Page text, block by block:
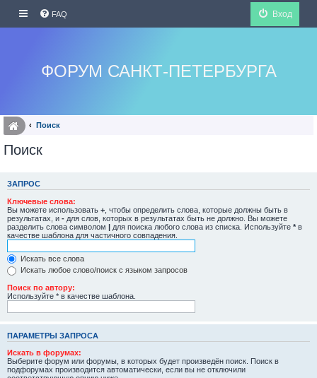
FAQ Вход
ФОРУМ САНКТ-ПЕТЕРБУРГА
Поиск
Поиск
ЗАПРОС
Ключевые слова:
Вы можете использовать + , чтобы определить слова, которые должны быть в
результатах, и - для слов, которых в результатах быть не должно. Вы можете
разделить слова символом | для поиска любого слова из списка. Используйте * в
качестве шаблона для частичного совпадения.
Искать все слова
Искать любое слово/поиск с языком запросов
Поиск по автору:
Используйте * в качестве шаблона.
ПАРАМЕТРЫ ЗАПРОСА
Искать в форумах:
Выберите форум или форумы, в которых будет произведён поиск. Поиск в
подфорумах производится автоматически, если вы не отключили